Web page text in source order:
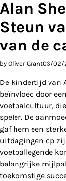
Alan
Steun
van de
by Oliver Grant03/02/
De kindertijd van
beïnvloed door
voetbalcultuur,
speler. De
gaf hem een
uitdagingen op
voetballegende
belangrijke
toekomstige